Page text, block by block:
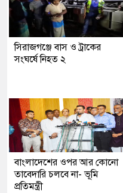
সিরাজগঞ্জে বাস ও ট্রাকের
সংঘর্ষে নিহত ২
বাংলাদেশের ওপর আর কোনো
তাবেদারি চলবে না- ভূমি
প্রতিমন্ত্রী